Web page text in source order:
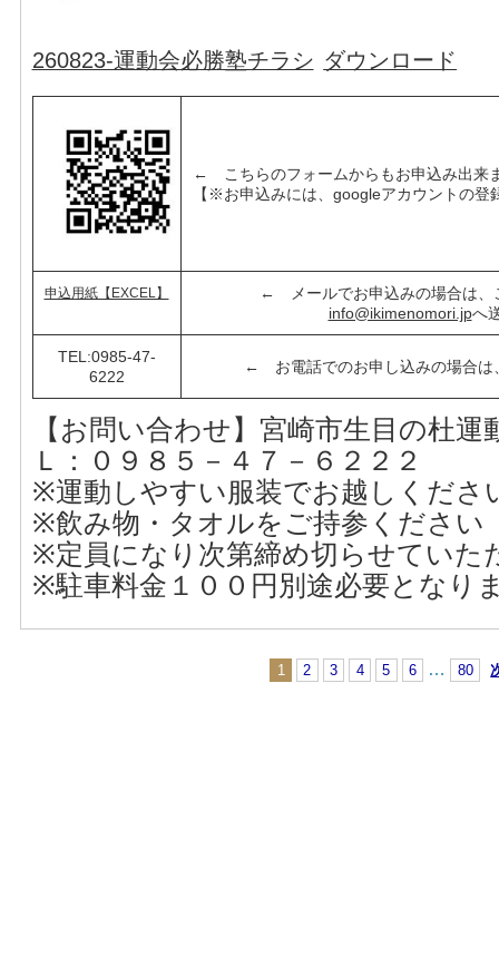
260823-運動会必勝塾チラシ ダウンロード
← こちらのフォームからもお申込み出来
【※お申込みには、googleアカウントの登
申込用紙【EXCEL】
← メールでお申込みの場合は、
info@ikimenomori.jpへ
TEL:0985-47-
6222
← お電話でのお申し込みの場合は
【お問い合わせ】宮崎市生目の杜運
Ｌ：０９８５－４７－６２２２
※運動しやすい服装でお越しくださ
※飲み物・タオルをご持参ください
※定員になり次第締め切らせていた
※駐車料金１００円別途必要となり
1 2 3 4 5 6 … 80